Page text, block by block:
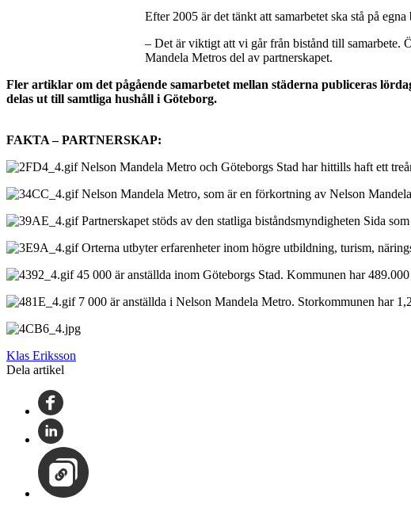
Efter 2005 är det tänkt att samarbetet ska stå på
– Det är viktigt att vi går från bistånd till samarbete.
Mandela Metros del av partnerskapet.
Fler artiklar om det pågående samarbetet mellan städerna publiceras
delas ut till samtliga hushåll i Göteborg.
FAKTA – PARTNERSKAP:
Nelson Mandela Metro och Göteborgs Stad har hittills haft ett
Nelson Mandela Metro, som är en förkortning av Nelson
Partnerskapet stöds av den statliga biståndsmyndigheten Sida
Orterna utbyter erfarenheter inom högre utbildning, turism,
45 000 är anställda inom Göteborgs Stad. Kommunen har
7 000 är anställda i Nelson Mandela Metro. Storkommunen har
Klas Eriksson
Dela artikel